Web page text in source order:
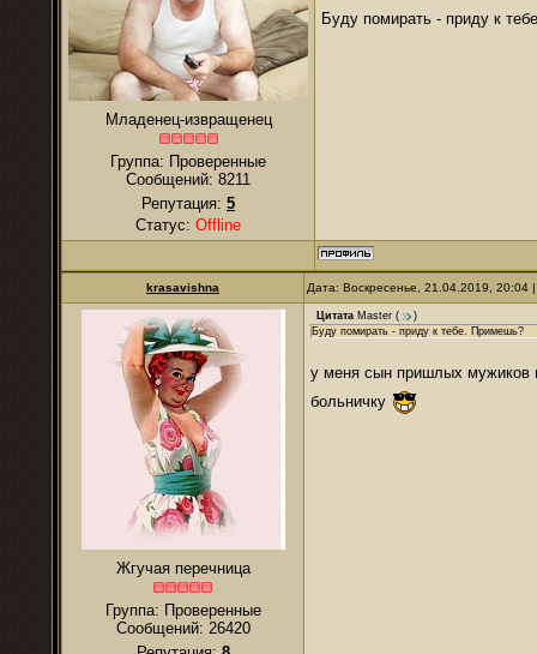
Младенец-извращенец
Группа: Проверенные
Сообщений: 8211
Репутация: 5
Статус: Offline
Буду помирать - приду к
krasavishna Дата: Воскресенье, 21.04.2019,
Жгучая перечница
Группа: Проверенные
Сообщений: 26420
Цитата Master (
)
Буду помирать - приду к тебе. Примешь?
у меня сын пришлых мужиков
больничку